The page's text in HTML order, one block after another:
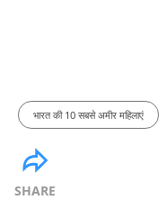
भारत की 10 सबसे अमीर महिलाएं
SHARE